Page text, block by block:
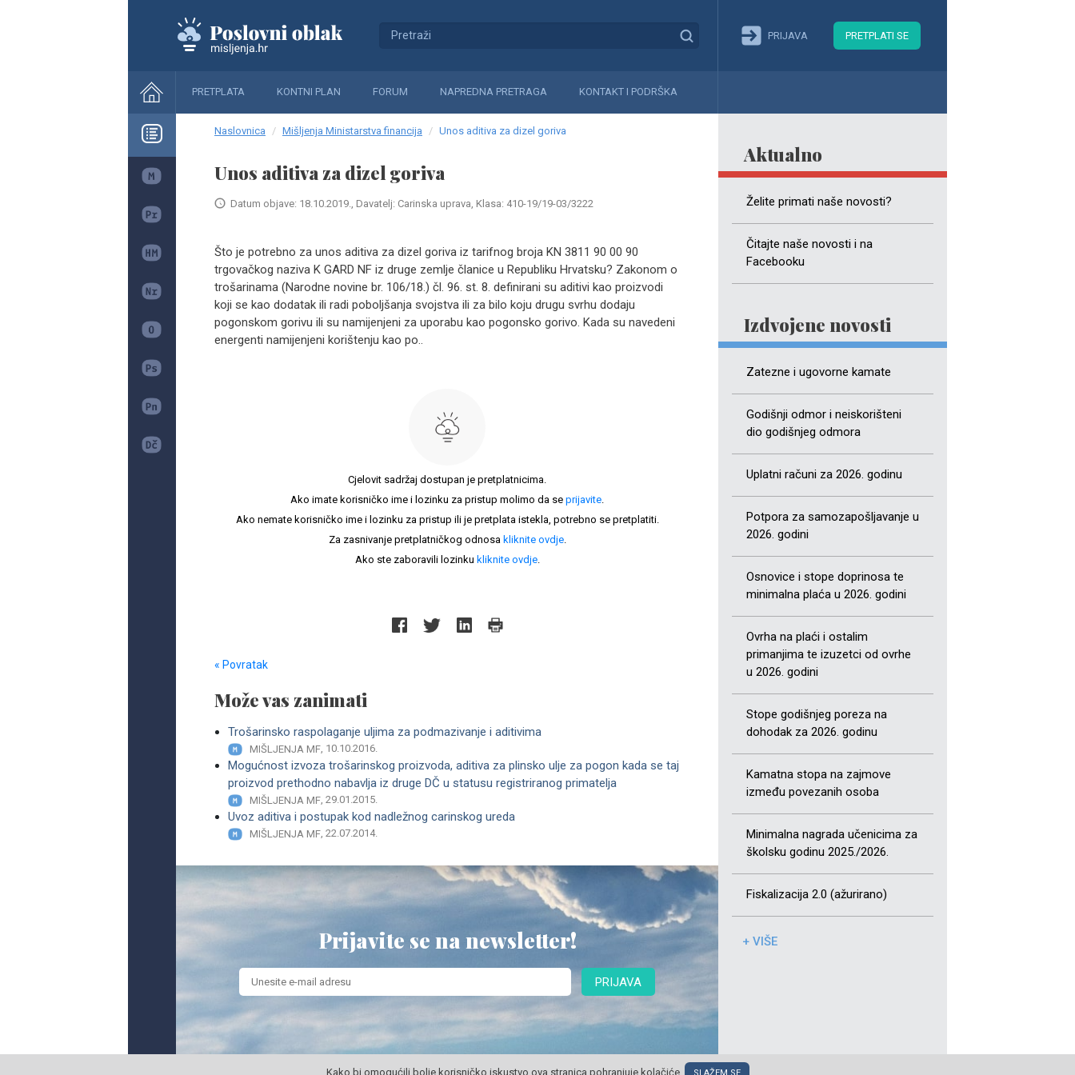
PRIJAVA PRETPLATI SE
PRETPLATA KONTNI PLAN FORUM NAPREDNA PRETRAGA KONTAKT I PODRŠKA
Aktualno
Želite primati naše novosti?
Čitajte naše novosti i na
Facebooku
Izdvojene novosti
Zatezne i ugovorne kamate
Godišnji odmor i neiskorišteni
dio godišnjeg odmora
Uplatni računi za 2026. godinu
Potpora za samozapošljavanje u
2026. godini
Osnovice i stope doprinosa te
minimalna plaća u 2026. godini
Ovrha na plaći i ostalim
primanjima te izuzetci od ovrhe
u 2026. godini
Stope godišnjeg poreza na
dohodak za 2026. godinu
Kamatna stopa na zajmove
između povezanih osoba
Minimalna nagrada učenicima za
školsku godinu 2025./2026.
Fiskalizacija 2.0 (ažurirano)
+ VIŠE
Naslovnica Mišljenja Ministarstva financija Unos aditiva za dizel goriva
Unos aditiva za dizel goriva
Datum objave: 18.10.2019., Davatelj: Carinska uprava, Klasa: 410-19/19-03/3222
Što je potrebno za unos aditiva za dizel goriva iz tarifnog broja KN 3811 90 00 90
trgovačkog naziva K GARD NF iz druge zemlje članice u Republiku Hrvatsku? Zakonom o
trošarinama (Narodne novine br. 106/18.) čl. 96. st. 8. definirani su aditivi kao proizvodi
koji se kao dodatak ili radi poboljšanja svojstva ili za bilo koju drugu svrhu dodaju
pogonskom gorivu ili su namijenjeni za uporabu kao pogonsko gorivo. Kada su navedeni
energenti namijenjeni korištenju kao po..
Cjelovit sadržaj dostupan je pretplatnicima.
Ako imate korisničko ime i lozinku za pristup molimo da se prijavite.
Ako nemate korisničko ime i lozinku za pristup ili je pretplata istekla, potrebno se pretplatiti.
Za zasnivanje pretplatničkog odnosa kliknite ovdje.
Ako ste zaboravili lozinku kliknite ovdje.
« Povratak
Može vas zanimati
Trošarinsko raspolaganje uljima za podmazivanje i aditivima
MIŠLJENJA MF, 10.10.2016.
Mogućnost izvoza trošarinskog proizvoda, aditiva za plinsko ulje za pogon kada se taj
proizvod prethodno nabavlja iz druge DČ u statusu registriranog primatelja
MIŠLJENJA MF, 29.01.2015.
Uvoz aditiva i postupak kod nadležnog carinskog ureda
MIŠLJENJA MF, 22.07.2014.
Prijavite se na newsletter!
PRIJAVA
Kako bi omogućili bolje korisničko iskustvo ova stranica pohranjuje kolačiće.